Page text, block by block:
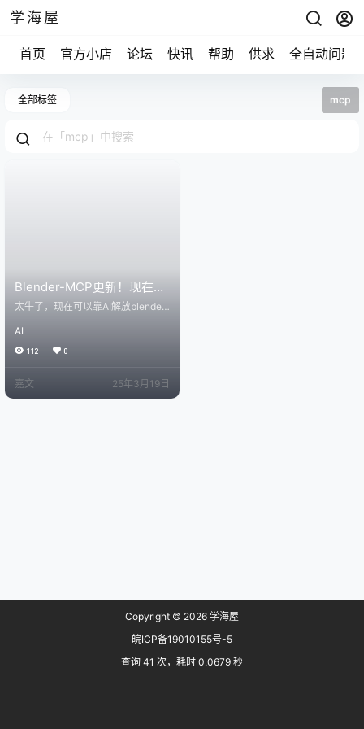
学海屋
首页 官方小店 论坛 快讯 帮助 供求 全自动问题
全部标签 mcp
Blender-MCP更新！现在可
以导入polyhaven网站资产
太牛了，现在可以靠AI解放blender
-MCP又更新了重大功能！ 你现在
可以只通过提示词就可以将 @polyh
字创造一个沙滩场景。（看它如何
导入正确的HDRIs、纹理和模型） h
AI
112 0
嘉文 25年3月19日
Copyright © 2026 学海屋
皖ICP备19010155号-5
查询 41 次，耗时 0.0679 秒